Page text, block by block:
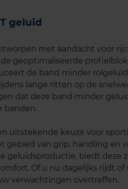
geluid
met aandacht voor
geoptimaliseerde
de band minder
lange ritten op de
dat deze band minder
banden.
uitstekende keuze voor
gebied van grip, handling en
geluidsproductie, biedt deze
Of u nu dagelijks rijdt of
verwachtingen overtreffen.